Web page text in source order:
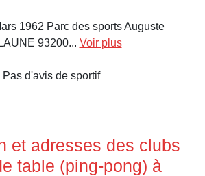
1962 Parc des sports Auguste
93200... Voir plus
Pas d'avis de sportif
et adresses des clubs
table (ping-pong) à